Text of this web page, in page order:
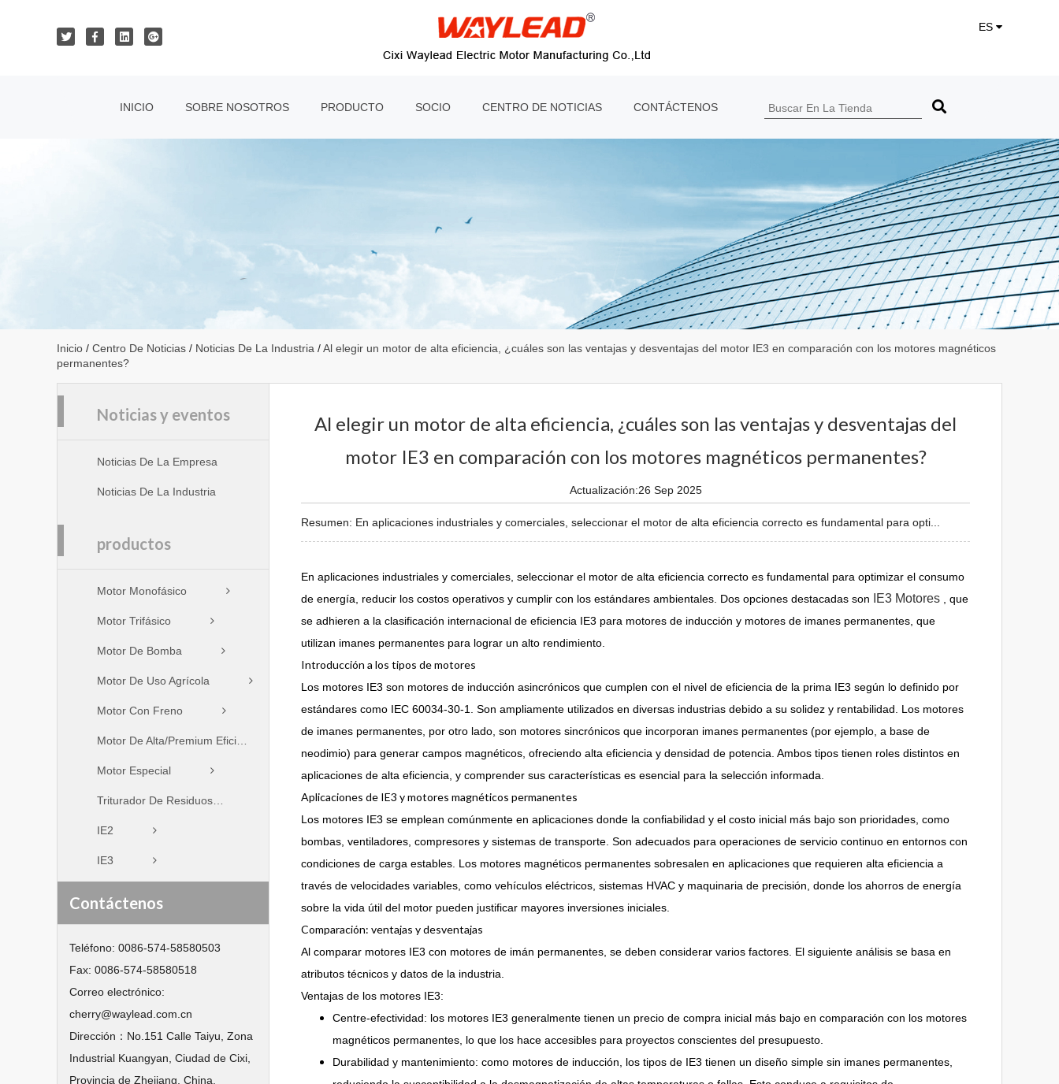
ES
INICIO SOBRE NOSOTROS PRODUCTO SOCIO CENTRO DE NOTICIAS CONTÁCTENOS
Inicio / Centro De Noticias / Noticias De La Industria /Al elegir un motor de alta eficiencia, ¿cuáles son las ventajas y desventajas del motor IE3 en comparación con los motores magnéticos
permanentes?
Noticias y eventos
Noticias De La Empresa
Noticias De La Industria
productos
Motor Monofásico
Motor Trifásico
Motor De Bomba
Motor De Uso Agrícola
Motor Con Freno
Motor Especial
IE2
IE3
Contáctenos
Teléfono: 0086-574-58580503
Fax: 0086-574-58580518
Correo electrónico:
cherry@waylead.com.cn
Dirección： No.151 Calle Taiyu, Zona
Industrial Kuangyan, Ciudad de Cixi,
Provincia de Zhejiang, China.
Al elegir un motor de alta eficiencia, ¿cuáles son las ventajas y desventajas del
motor IE3 en comparación con los motores magnéticos permanentes?
Actualización:26 Sep 2025
Resumen: En aplicaciones industriales y comerciales, seleccionar el motor de alta eficiencia correcto es fundamental para opti...
En aplicaciones industriales y comerciales, seleccionar el motor de alta eficiencia correcto es fundamental para optimizar el consumo
de energía, reducir los costos operativos y cumplir con los estándares ambientales. Dos opciones destacadas son
IE3 Motores
, que
se adhieren a la clasificación internacional de eficiencia IE3 para motores de inducción y motores de imanes permanentes, que
utilizan imanes permanentes para lograr un alto rendimiento.
Introducción a los tipos de motores
Los motores IE3 son motores de inducción asincrónicos que cumplen con el nivel de eficiencia de la prima IE3 según lo definido por
estándares como IEC 60034-30-1. Son ampliamente utilizados en diversas industrias debido a su solidez y rentabilidad. Los motores
de imanes permanentes, por otro lado, son motores sincrónicos que incorporan imanes permanentes (por ejemplo, a base de
neodimio) para generar campos magnéticos, ofreciendo alta eficiencia y densidad de potencia. Ambos tipos tienen roles distintos en
aplicaciones de alta eficiencia, y comprender sus características es esencial para la selección informada.
Aplicaciones de IE3 y motores magnéticos permanentes
Los motores IE3 se emplean comúnmente en aplicaciones donde la confiabilidad y el costo inicial más bajo son prioridades, como
bombas, ventiladores, compresores y sistemas de transporte. Son adecuados para operaciones de servicio continuo en entornos con
condiciones de carga estables. Los motores magnéticos permanentes sobresalen en aplicaciones que requieren alta eficiencia a
través de velocidades variables, como vehículos eléctricos, sistemas HVAC y maquinaria de precisión, donde los ahorros de energía
sobre la vida útil del motor pueden justificar mayores inversiones iniciales.
Comparación: ventajas y desventajas
Al comparar motores IE3 con motores de imán permanentes, se deben considerar varios factores. El siguiente análisis se basa en
atributos técnicos y datos de la industria.
Ventajas de los motores IE3:
Centre-efectividad: los motores IE3 generalmente tienen un precio de compra inicial más bajo en comparación con los motores
magnéticos permanentes, lo que los hace accesibles para proyectos conscientes del presupuesto.
Durabilidad y mantenimiento: como motores de inducción, los tipos de IE3 tienen un diseño simple sin imanes permanentes,